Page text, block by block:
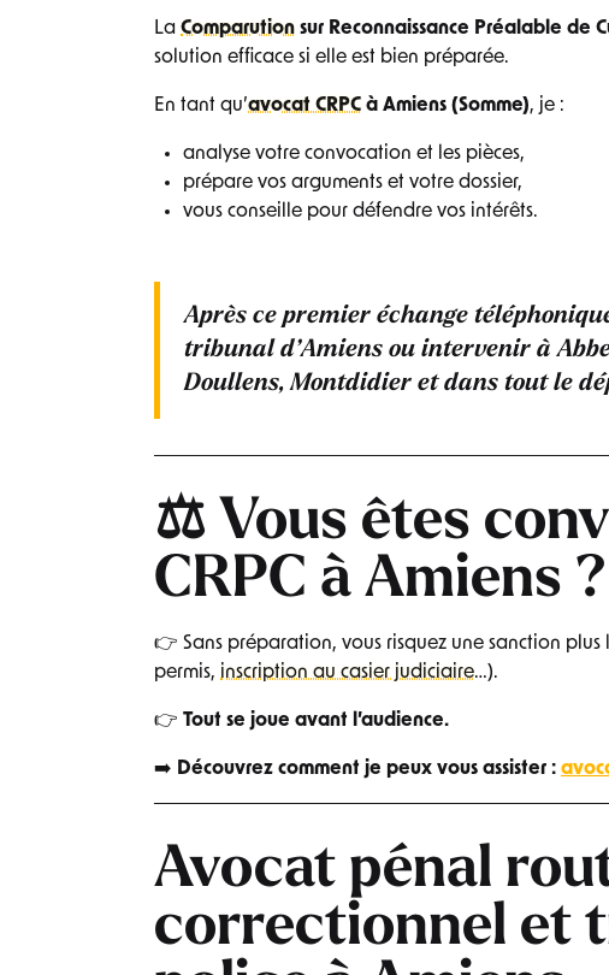
La Comparution sur Reconnaissance Préalable de
solution efficace si elle est bien préparée.
En tant qu’avocat CRPC à Amiens (Somme), je :
analyse votre convocation et les pièces,
prépare vos arguments et votre dossier,
vous conseille pour défendre vos intérêts.
Après ce premier échange
tribunal d’Amiens ou intervenir à
Doullens, Montdidier et dans tout le
⚖️ Vous êtes
CRPC à Amiens ?
👉 Sans préparation, vous risquez une sanction
permis, inscription au casier judiciaire…).
👉 Tout se joue avant l’audience.
➡️ Découvrez comment je peux vous assister :
Avocat pénal
correctionnel et